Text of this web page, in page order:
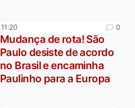
11:20 0
Mudança de rota! São
Paulo desiste de acordo
no Brasil e encaminha
Paulinho para a Europa